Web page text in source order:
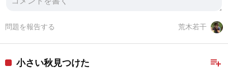
荒木若干
問題を報告する
playlist_add
小さい秋見つけた